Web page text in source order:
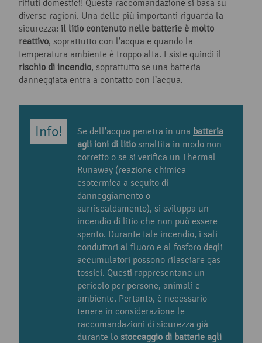
rifiuti domestici! Questa raccomandazione si basa su
diverse ragioni. Una delle più importanti riguarda la
sicurezza: il litio contenuto nelle batterie è molto
reattivo, soprattutto con l’acqua e quando la
temperatura ambiente è troppo alta. Esiste quindi il
rischio di incendio, soprattutto se una batteria
danneggiata entra a contatto con l’acqua.
Se dell’acqua penetra in una batteria
agli ioni di litio smaltita in modo non
corretto o se si verifica un Thermal
Runaway (reazione chimica
esotermica a seguito di
danneggiamento o
surriscaldamento), si sviluppa un
incendio di litio che non può essere
spento. Durante tale incendio, i sali
conduttori al fluoro e al fosforo degli
accumulatori possono rilasciare gas
tossici. Questi rappresentano un
pericolo per persone, animali e
ambiente. Pertanto, è necessario
tenere in considerazione le
raccomandazioni di sicurezza già
durante lo stoccaggio di batterie agli